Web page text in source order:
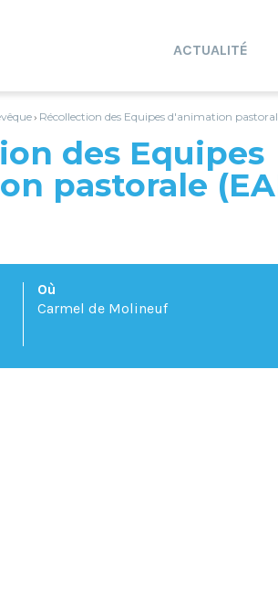
ACTUALITÉ
› Récollection des Equipes d'animation
des Equipes
pastorale
Où
Carmel de Molineuf